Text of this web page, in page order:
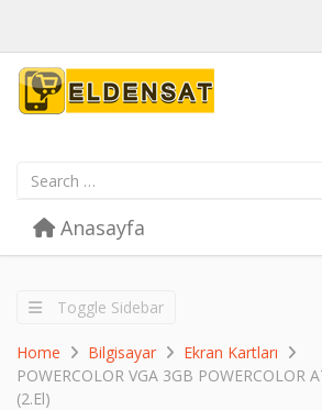
Menu
Anasayfa
Toggle Sidebar
Home Bilgisayar
Ekran Kartları
POWERCOLOR VGA 3GB POWERCOLOR
(2.El)